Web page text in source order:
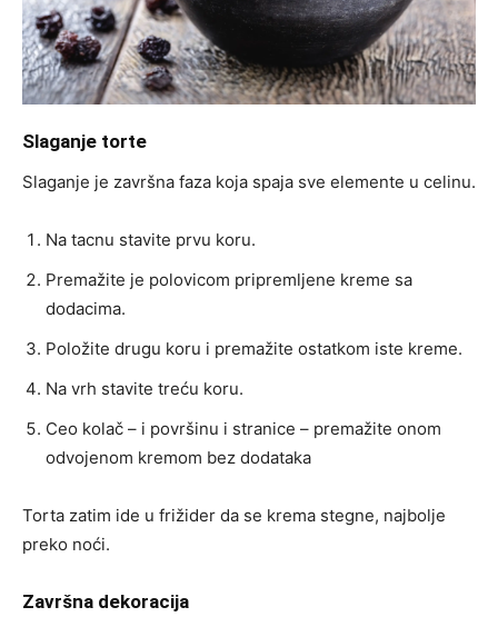
Slaganje torte
Slaganje je završna faza koja spaja sve elemente u celinu.
Na tacnu stavite prvu koru.
Premažite je polovicom pripremljene kreme sa
dodacima.
Položite drugu koru i premažite ostatkom iste kreme.
Na vrh stavite treću koru.
Ceo kolač – i površinu i stranice – premažite onom
odvojenom kremom bez dodataka
Torta zatim ide u frižider da se krema stegne, najbolje
preko noći.
Završna dekoracija